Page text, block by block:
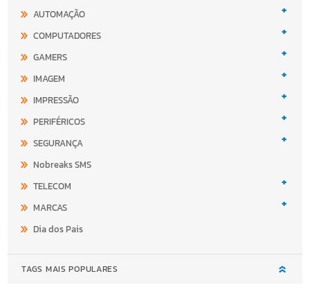
AUTOMAÇÃO +
COMPUTADORES +
GAMERS +
IMAGEM +
IMPRESSÃO +
PERIFÉRICOS +
SEGURANÇA +
Nobreaks SMS
TELECOM
+
MARCAS +
Dia dos Pais
TAGS MAIS POPULARES